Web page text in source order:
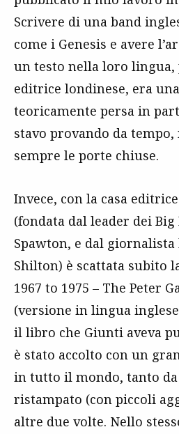
Scrivere di una band
come i Genesis e avere
un testo nella loro lingua,
editrice londinese, era
teoricamente persa in
stavo provando da
sempre le porte chiuse.
Invece, con la casa
(fondata dal leader dei
Spawton, e dal
Shilton) è scattata subito
1967 to 1975 – The Peter
(versione in lingua
il libro che Giunti aveva
è stato accolto con un
in tutto il mondo, tanto da
ristampato (con piccoli
altre due volte. Nello